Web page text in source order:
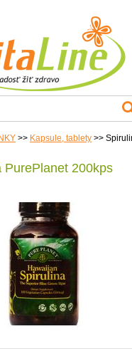
>> Kapsule, tablety >>
PurePlanet 200kps